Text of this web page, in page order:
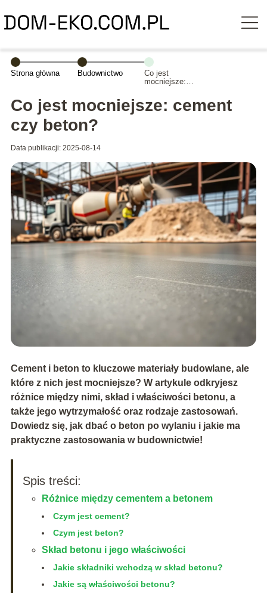
Strona główna Budownictwo
Co jest
mocniejsze:
Co jest mocniejsze: cement
czy beton?
Data publikacji: 2025-08-14
Cement i beton to kluczowe materiały budowlane, ale
które z nich jest mocniejsze? W artykule odkryjesz
różnice między nimi, skład i właściwości betonu, a
także jego wytrzymałość oraz rodzaje zastosowań.
Dowiedz się, jak dbać o beton po wylaniu i jakie ma
praktyczne zastosowania w budownictwie!
Spis treści:
Różnice między cementem a betonem
Czym jest cement?
Czym jest beton?
Skład betonu i jego właściwości
Jakie składniki wchodzą w skład betonu?
Jakie są właściwości betonu?